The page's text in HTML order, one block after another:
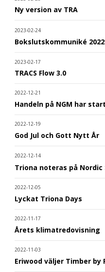
Ny version av TRA
2023-02-24
Bokslutskommuniké
2023-02-17
TRACS Flow 3.0
2022-12-21
Handeln på NGM har
2022-12-19
God Jul och Gott Nytt År
2022-12-14
Triona noteras på Nordic
2022-12-05
Lyckat Triona Days
2022-11-17
Årets klimatredovisning
2022-11-03
Eriwood väljer Timber by